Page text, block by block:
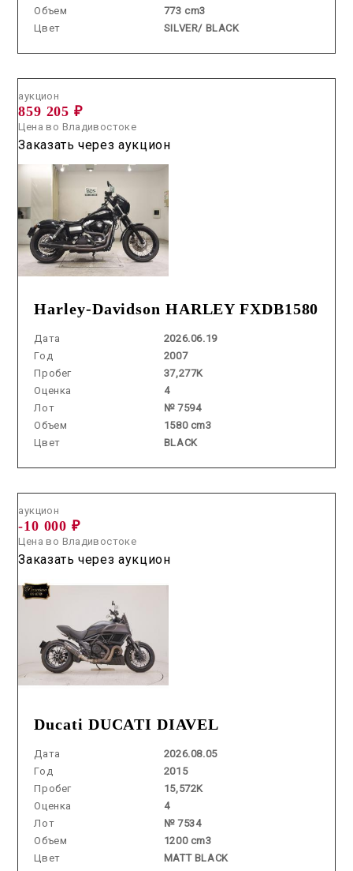
Объем
773 cm3
Цвет
SILVER/ BLACK
Harley-Davidson HARLEY FXDB1580
Дата
2026.06.19
Год
2007
Пробег
37,277K
Оценка
4
Лот
№ 7594
Объем
1580 cm3
Цвет
BLACK
аукцион
859 205 ₽
Цена во Владивостоке
Заказать через аукцион
Ducati DUCATI DIAVEL
Дата
2026.08.05
Год
2015
Пробег
15,572K
Оценка
4
Лот
№ 7534
Объем
1200 cm3
Цвет
MATT BLACK
аукцион
-10 000 ₽
Цена во Владивостоке
Заказать через аукцион